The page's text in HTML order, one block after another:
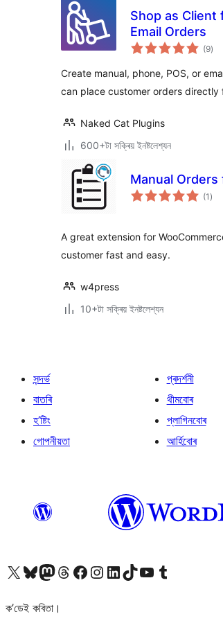
Shop as Client
Email Orders
(9টা
মুঠ)
Create manual, phone, POS, or
can place customer orders
Naked Cat Plugins
600+টা সক্ৰিয় ইনষ্টলেশ্যন
Manual
(1 টা
মুঠ)
A great extension for
customer fast and easy.
w4press
10+টা সক্ৰিয় ইনষ্টলেশ্যন
সন্দৰ্ভ
বাতৰি
হ’ষ্টিং
গোপনীয়তা
প্ৰদৰ্শনী
থীমবোৰ
প্লাগিনবোৰ
আৰ্হিবোৰ
আমাৰ X (আগৰ Twitter) একাউণ্টলৈ যাওকআমাৰ Bluesky একাউণ্টলৈ যাওকআমাৰ Mastodon একাউণ্টলৈ যাওকআমাৰ Threads একাউণ্টলৈ যাওকআমাৰ Facebook পৃষ্ঠালৈ যাওকআমাৰ Instagram একাউণ্টলৈ যাওকআমাৰ LinkedIn একাউণ্টলৈ যাওকআমাৰ TikTok একাউণ্টলৈ যাওকআমাৰ YouTube চেনেললৈ যাওকআমাৰ Tumblr একাউণ্টলৈ যাওক
ক’ডেই কবিতা।